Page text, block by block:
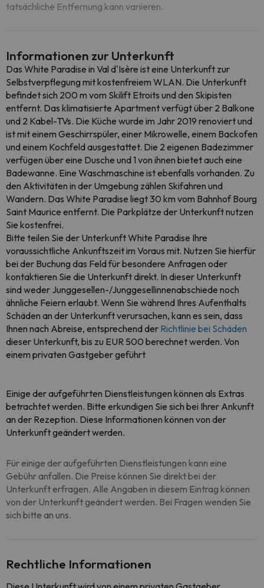
tatsächliche Entfernung kann variieren.
Informationen zur Unterkunft
Das White Paradise in Val d'Isère ist eine Unterkunft zur
Selbstverpflegung mit kostenfreiem WLAN. Die Unterkunft
befindet sich 200 m vom Skilift Etroits und den Skipisten
entfernt. Das klimatisierte Apartment verfügt über 2 Balkone
und 2 Kabel-TVs. Die Küche wurde im Jahr 2019 renoviert und
ist mit einem Geschirrspüler, einer Mikrowelle, einem Backofen
und einem Kochfeld ausgestattet. Die 2 eigenen Badezimmer
verfügen über eine Dusche und 1 von ihnen bietet auch eine
Badewanne. Eine Waschmaschine ist ebenfalls vorhanden. Zu
den Aktivitäten in der Umgebung zählen Skifahren und
Wandern. Das White Paradise liegt 30 km vom Bahnhof Bourg
Saint Maurice entfernt. Die Parkplätze der Unterkunft nutzen
Sie kostenfrei.
Bitte teilen Sie der Unterkunft White Paradise Ihre
voraussichtliche Ankunftszeit im Voraus mit. Nutzen Sie hierfür
bei der Buchung das Feld für besondere Anfragen oder
kontaktieren Sie die Unterkunft direkt. In dieser Unterkunft
sind weder Junggesellen-/Junggesellinnenabschiede noch
ähnliche Feiern erlaubt. Wenn Sie während Ihres Aufenthalts
Schäden an der Unterkunft verursachen, kann es sein, dass
Ihnen nach Abreise, entsprechend der Richtlinie bei Schäden
dieser Unterkunft, bis zu EUR 500 berechnet werden. Von
einem privaten Gastgeber geführt
Einige der aufgeführten Dienstleistungen können als Extras
betrachtet werden. Bitte erkundigen Sie sich bei Ihrer Ankunft
an der Rezeption. Diese Informationen können von der
Unterkunft geändert werden.
Für einige der aufgeführten Dienstleistungen kann eine
Gebühr anfallen. Die Preise können Sie direkt bei der
Unterkunft erfragen. Alle Angaben in diesem Eintrag können
von der Unterkunft geändert werden. Bei Fragen wenden Sie
sich bitte an uns.
Rechtliche Informationen